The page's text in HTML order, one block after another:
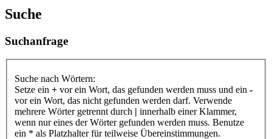
Suche
Suchanfrage
Suche nach Wörtern:
Setze ein + vor ein Wort, das gefunden werden muss und ein -
vor ein Wort, das nicht gefunden werden darf. Verwende
mehrere Wörter getrennt durch | innerhalb einer Klammer,
wenn nur eines der Wörter gefunden werden muss. Benutze
ein * als Platzhalter für teilweise Übereinstimmungen.